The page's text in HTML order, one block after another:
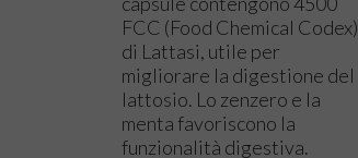
FCC (Food Chemical Codex)
di Lattasi, utile per
migliorare la digestione del
lattosio. Lo zenzero e la
menta favoriscono la
funzionalità digestiva.